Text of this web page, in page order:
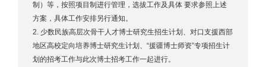
制）等，按照项目制进行管理，选拔工作及具体 要求参照上述
方案，具体工作安排另行通知。
2. 少数民族高层次骨干人才博士研究生招生计划、对口支援西部
地区高校定向培养博士研究生计划、“援疆博士师资”专项招生计
划的招考工作与此次博士招考工作一起进行。